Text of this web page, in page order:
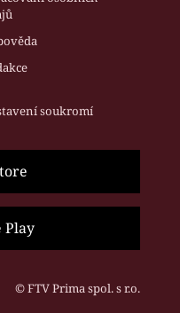
soukromí
Play
© FTV Prima spol. s r.o.